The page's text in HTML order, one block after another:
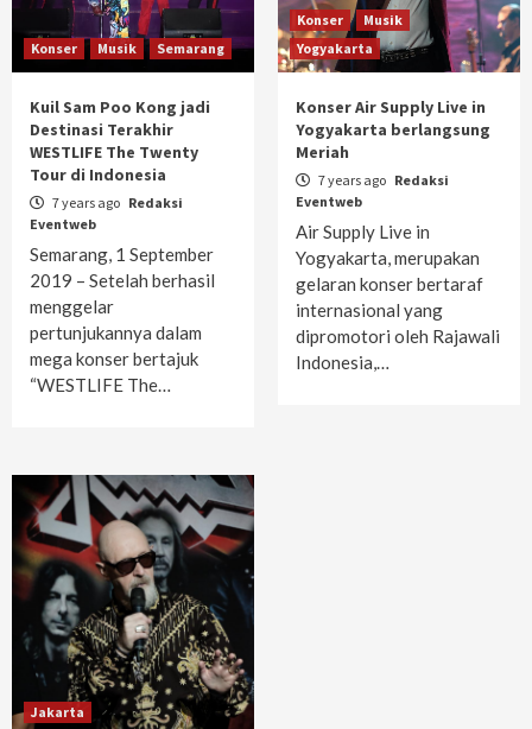
Konser Musik Semarang
Kuil Sam Poo Kong jadi
Destinasi Terakhir
WESTLIFE The Twenty
Tour di Indonesia
7 years ago Redaksi
Eventweb
Semarang, 1 September
2019 – Setelah berhasil
menggelar
pertunjukannya dalam
mega konser bertajuk
“WESTLIFE The…
Konser
Musik
Yogyakarta
Konser Air Supply Live in
Yogyakarta berlangsung
Meriah
7 years ago Redaksi
Eventweb
Air Supply Live in
Yogyakarta, merupakan
gelaran konser bertaraf
internasional yang
dipromotori oleh Rajawali
Indonesia,…
Jakarta